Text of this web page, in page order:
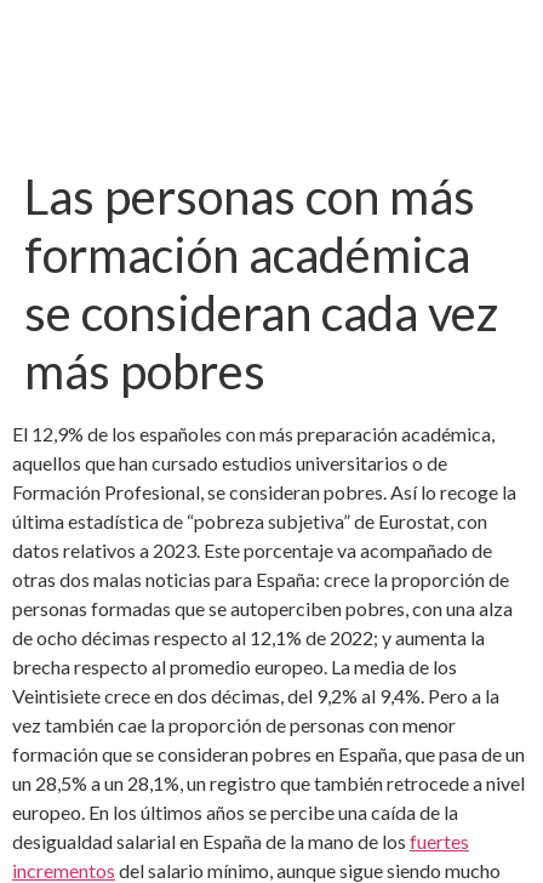
Las personas con más
formación académica
se consideran cada vez
más pobres
El 12,9% de los españoles con más preparación académica,
aquellos que han cursado estudios universitarios o de
Formación Profesional, se consideran pobres. Así lo recoge la
última estadística de “pobreza subjetiva” de Eurostat, con
datos relativos a 2023. Este porcentaje va acompañado de
otras dos malas noticias para España: crece la proporción de
personas formadas que se autoperciben pobres, con una alza
de ocho décimas respecto al 12,1% de 2022; y aumenta la
brecha respecto al promedio europeo. La media de los
Veintisiete crece en dos décimas, del 9,2% al 9,4%. Pero a la
vez también cae la proporción de personas con menor
formación que se consideran pobres en España, que pasa de un
un 28,5% a un 28,1%, un registro que también retrocede a nivel
europeo. En los últimos años se percibe una caída de la
desigualdad salarial en España de la mano de los fuertes
incrementos del salario mínimo, aunque sigue siendo mucho